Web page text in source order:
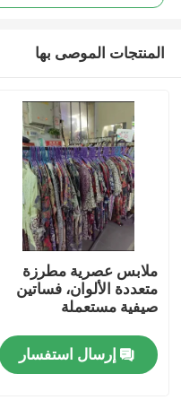
منزل
منتجات
المنتجات الموصى بها
ملابس عصرية مطرزة
متعددة الألوان، فساتين
صيفية مستعملة
إرسال استفسار